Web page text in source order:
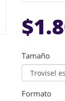
$
Tamaño
Formato